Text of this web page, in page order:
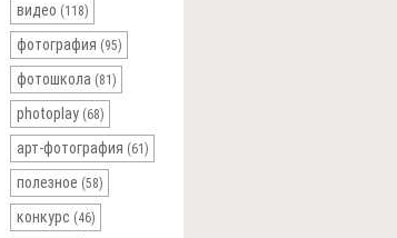
видео (118)
фотография (95)
фотошкола (81)
photoplay (68)
арт-фотография (61)
полезное (58)
конкурс (46)